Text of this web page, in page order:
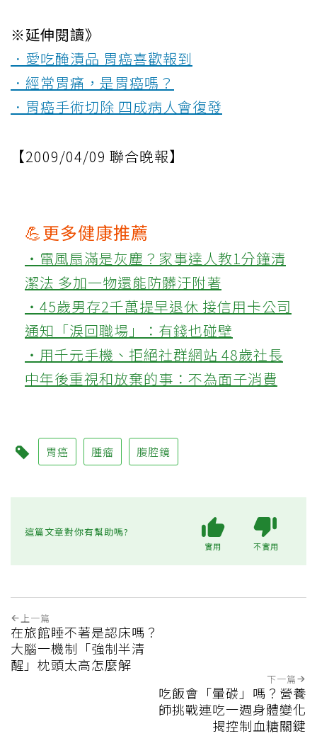
※延伸閱讀》
．愛吃醃漬品 胃癌喜歡報到
．經常胃痛，是胃癌嗎？
．胃癌手術切除 四成病人會復發
【2009/04/09 聯合晚報】
💪更多健康推薦
‧電風扇滿是灰塵？家事達人教1分鐘清
潔法 多加一物還能防髒汙附著
‧45歲男存2千萬提早退休 接信用卡公司
通知「淚回職場」：有錢也碰壁
‧用千元手機、拒絕社群網站 48歲社長
中年後重視和放棄的事：不為面子消費
胃癌 腫瘤 腹腔鏡
這篇文章對你有幫助嗎?
實用 不實用
上一篇
在旅館睡不著是認床嗎？
大腦一機制「強制半清
醒」枕頭太高怎麼解
下一篇
吃飯會「暈碳」嗎？營養
師挑戰連吃一週身體變化
揭控制血糖關鍵